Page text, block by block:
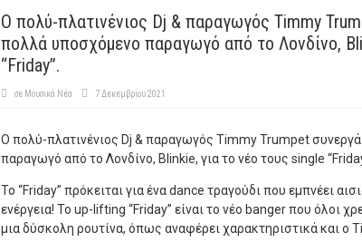
Ο πολύ-πλατινένιος Dj & παραγωγός Timmy
πολλά υποσχόμενο παραγωγό από το Λονδίνο,
“Friday”.
σε Μουσικά Νέα 7 Δεκεμβρίου 2021
Ο πολύ-πλατινένιος Dj & παραγωγός Timmy Trumpet
παραγωγό από το Λονδίνο, Blinkie, για το νέο τους single
Το “Friday” πρόκειται για ένα dance τραγούδι που εμπνέει
ενέργεια! Το up-lifting “Friday” είναι το νέο banger που όλοι
μια δύσκολη ρουτίνα, όπως αναφέρει χαρακτηριστικά και ο